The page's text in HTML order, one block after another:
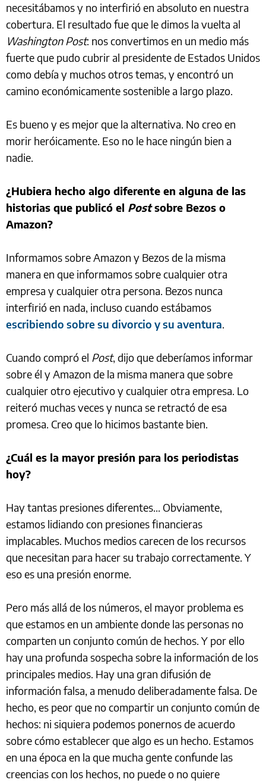
necesitábamos y no interfirió en absoluto en nuestra
cobertura. El resultado fue que le dimos la vuelta al
Washington Post: nos convertimos en un medio más
fuerte que pudo cubrir al presidente de Estados Unidos
como debía y muchos otros temas, y encontró un
camino económicamente sostenible a largo plazo.
Es bueno y es mejor que la alternativa. No creo en
morir heróicamente. Eso no le hace ningún bien a
nadie.
¿Hubiera hecho algo diferente en alguna de las
historias que publicó el Postsobre Bezos o
Amazon?
Informamos sobre Amazon y Bezos de la misma
manera en que informamos sobre cualquier otra
empresa y cualquier otra persona. Bezos nunca
interfirió en nada, incluso cuando estábamos
escribiendo sobre su divorcio y su aventura.
Cuando compró el Post, dijoque deberíamos informar
sobre él y Amazon de la misma manera que sobre
cualquier otro ejecutivo y cualquier otra empresa. Lo
reiteró muchas veces y nunca se retractó de esa
promesa. Creo que lo hicimos bastante bien.
¿Cuál es la mayor presión para los periodistas
hoy?
Hay tantas presiones diferentes... Obviamente,
estamos lidiando con presiones financieras
implacables. Muchos medios carecen de los recursos
que necesitan para hacer su trabajo correctamente. Y
eso es una presión enorme.
Pero más allá de los números, el mayor problema es
que estamos en un ambiente donde las personas no
comparten un conjunto común de hechos. Y por ello
hay una profunda sospecha sobre la información de los
principales medios. Hay una gran difusión de
información falsa, a menudo deliberadamente falsa. De
hecho, es peor que no compartir un conjunto común de
hechos: ni siquiera podemos ponernos de acuerdo
sobre cómo establecer que algo es un hecho. Estamos
en una época en la que mucha gente confunde las
creencias con los hechos, no puede o no quiere